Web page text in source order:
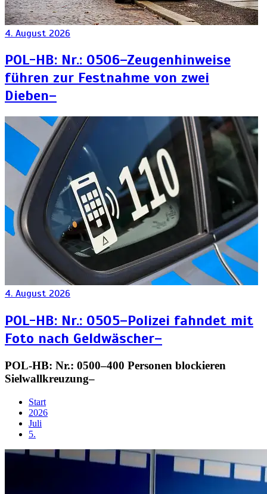
4. August 2026
POL-HB: Nr.: 0506–Zeugenhinweise
führen zur Festnahme von zwei
Dieben–
4. August 2026
POL-HB: Nr.: 0505–Polizei fahndet mit
Foto nach Geldwäscher–
POL-HB: Nr.: 0500–400 Personen blockieren
Sielwallkreuzung–
Start
2026
Juli
5.